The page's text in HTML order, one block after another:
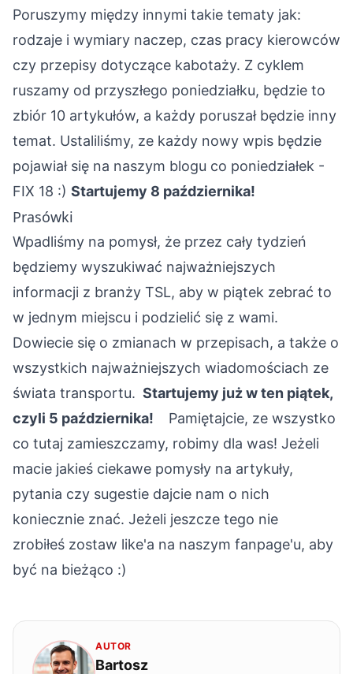
Poruszymy między innymi takie tematy jak:
rodzaje i wymiary naczep, czas pracy kierowców
czy przepisy dotyczące kabotaży. Z cyklem
ruszamy od przyszłego poniedziałku, będzie to
zbiór 10 artykułów, a każdy poruszał będzie inny
temat. Ustaliliśmy, ze każdy nowy wpis będzie
pojawiał się na naszym blogu co poniedziałek -
FIX 18 :) Startujemy 8 października!
Prasówki
Wpadliśmy na pomysł, że przez cały tydzień
będziemy wyszukiwać najważniejszych
informacji z branży TSL, aby w piątek zebrać to
w jednym miejscu i podzielić się z wami.
Dowiecie się o zmianach w przepisach, a także o
wszystkich najważniejszych wiadomościach ze
świata transportu. Startujemy już w ten piątek,
czyli 5 października!
Pamiętajcie, ze wszystko
co tutaj zamieszczamy, robimy dla was! Jeżeli
macie jakieś ciekawe pomysły na artykuły,
pytania czy sugestie dajcie nam o nich
koniecznie znać. Jeżeli jeszcze tego nie
zrobiłeś zostaw like'a na naszym fanpage'u, aby
być na bieżąco :)
AUTOR
Bartosz